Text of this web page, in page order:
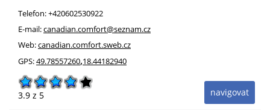
Telefon:+420602530922
E-mail:canadian.comfort@seznam.cz
Web:canadian.comfort.sweb.cz
GPS:49.78557260,18.44182940
navigovat
3.9 z 5